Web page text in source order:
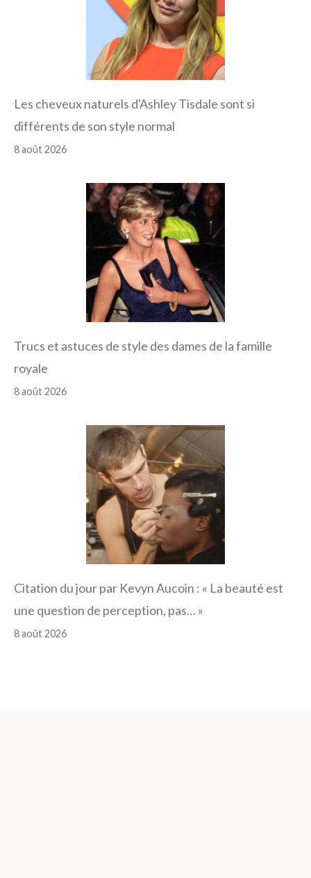
Les cheveux naturels d'Ashley Tisdale sont si
différents de son style normal
8 août 2026
Trucs et astuces de style des dames de la famille
royale
8 août 2026
Citation du jour par Kevyn Aucoin : « La beauté est
une question de perception, pas… »
8 août 2026